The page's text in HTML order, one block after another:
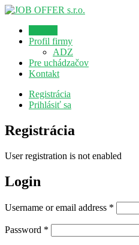
Profil firmy
ADZ
Pre uchádzačov
Kontakt
Registrácia
Prihlásiť sa
Registrácia
User registration is not enabled
Login
Username or email address *
Password *